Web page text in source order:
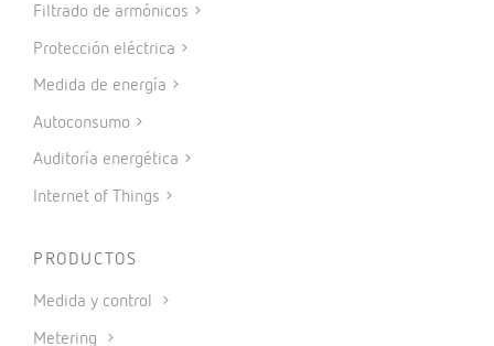
Filtrado de armónicos
Protección eléctrica
Medida de energía
Autoconsumo
Auditoría energética
Internet of Things
PRODUCTOS
Medida y control
Metering